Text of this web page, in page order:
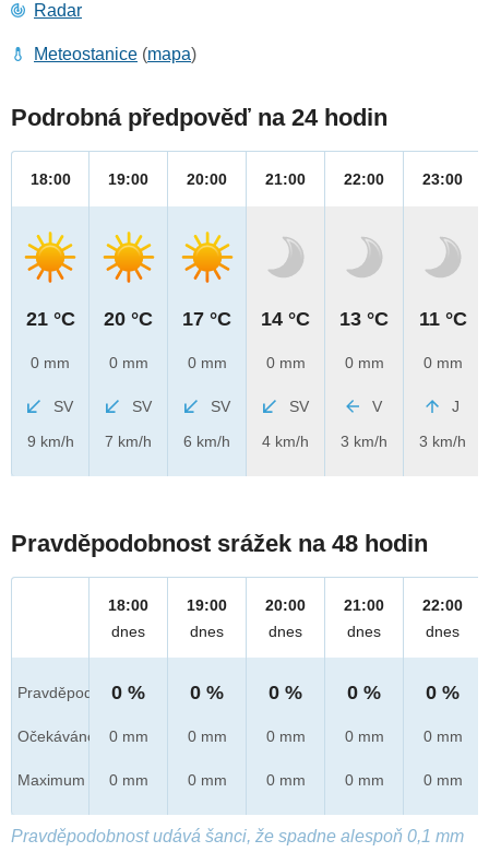
Radar
Meteostanice (mapa)
Podrobná předpověď na 24 hodin
18:00
21 °C
0 mm
SV
9 km/h
19:00
20 °C
0 mm
SV
7 km/h
20:00
17 °C
0 mm
SV
6 km/h
21:00
14 °C
0 mm
SV
4 km/h
22:00
13 °C
0 mm
V
3 km/h
23:00
11 °C
0 mm
J
3 km/h
Pravděpodobnost srážek na 48 hodin
Pravděpod.
Očekáváno
Maximum
18:00
dnes
0 %
0 mm
0 mm
19:00
dnes
0 %
0 mm
0 mm
20:00
dnes
0 %
0 mm
0 mm
21:00
dnes
0 %
0 mm
0 mm
22:00
dnes
0 %
0 mm
0 mm
Pravděpodobnost udává šanci, že spadne alespoň 0,1 mm